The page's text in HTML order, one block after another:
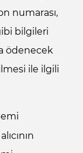
numarası,
bilgileri
ödenecek
ile ilgili